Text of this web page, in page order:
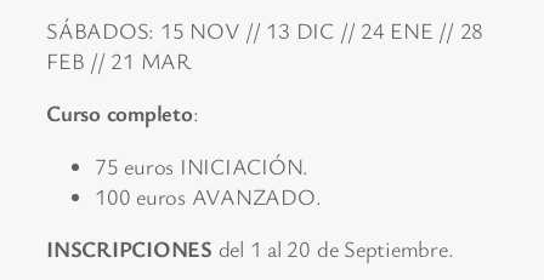
SÁBADOS: 15 NOV // 13 DIC // 24 ENE // 28
FEB // 21 MAR
Curso completo:
75 euros INICIACIÓN.
100 euros AVANZADO.
INSCRIPCIONES del 1 al 20 de Septiembre.